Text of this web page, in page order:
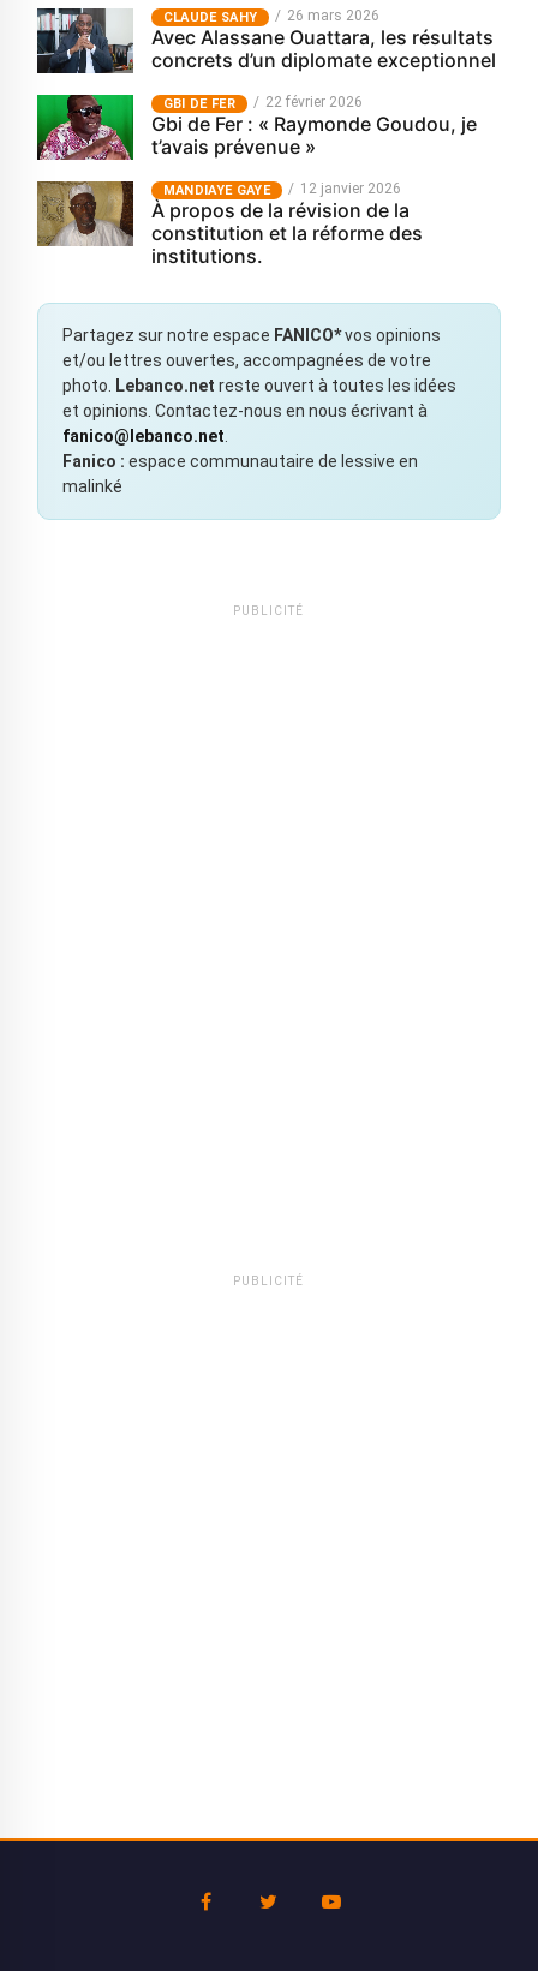
CLAUDE SAHY 26 mars 2026
Avec Alassane Ouattara, les résultats
concrets d’un diplomate exceptionnel
GBI DE FER 22 février 2026
Gbi de Fer : « Raymonde Goudou, je
t’avais prévenue »
MANDIAYE GAYE 12 janvier 2026
À propos de la révision de la
constitution et la réforme des
institutions.
Partagez sur notre espace FANICO*vos opinions
et/ou lettres ouvertes, accompagnées de votre
photo.
Lebanco.net reste ouvert à toutes les idées
et opinions. Contactez-nous en nous écrivant à
fanico@lebanco.net
Fanico : espace communautaire de lessive en
malinké
PUBLICITÉ
PUBLICITÉ